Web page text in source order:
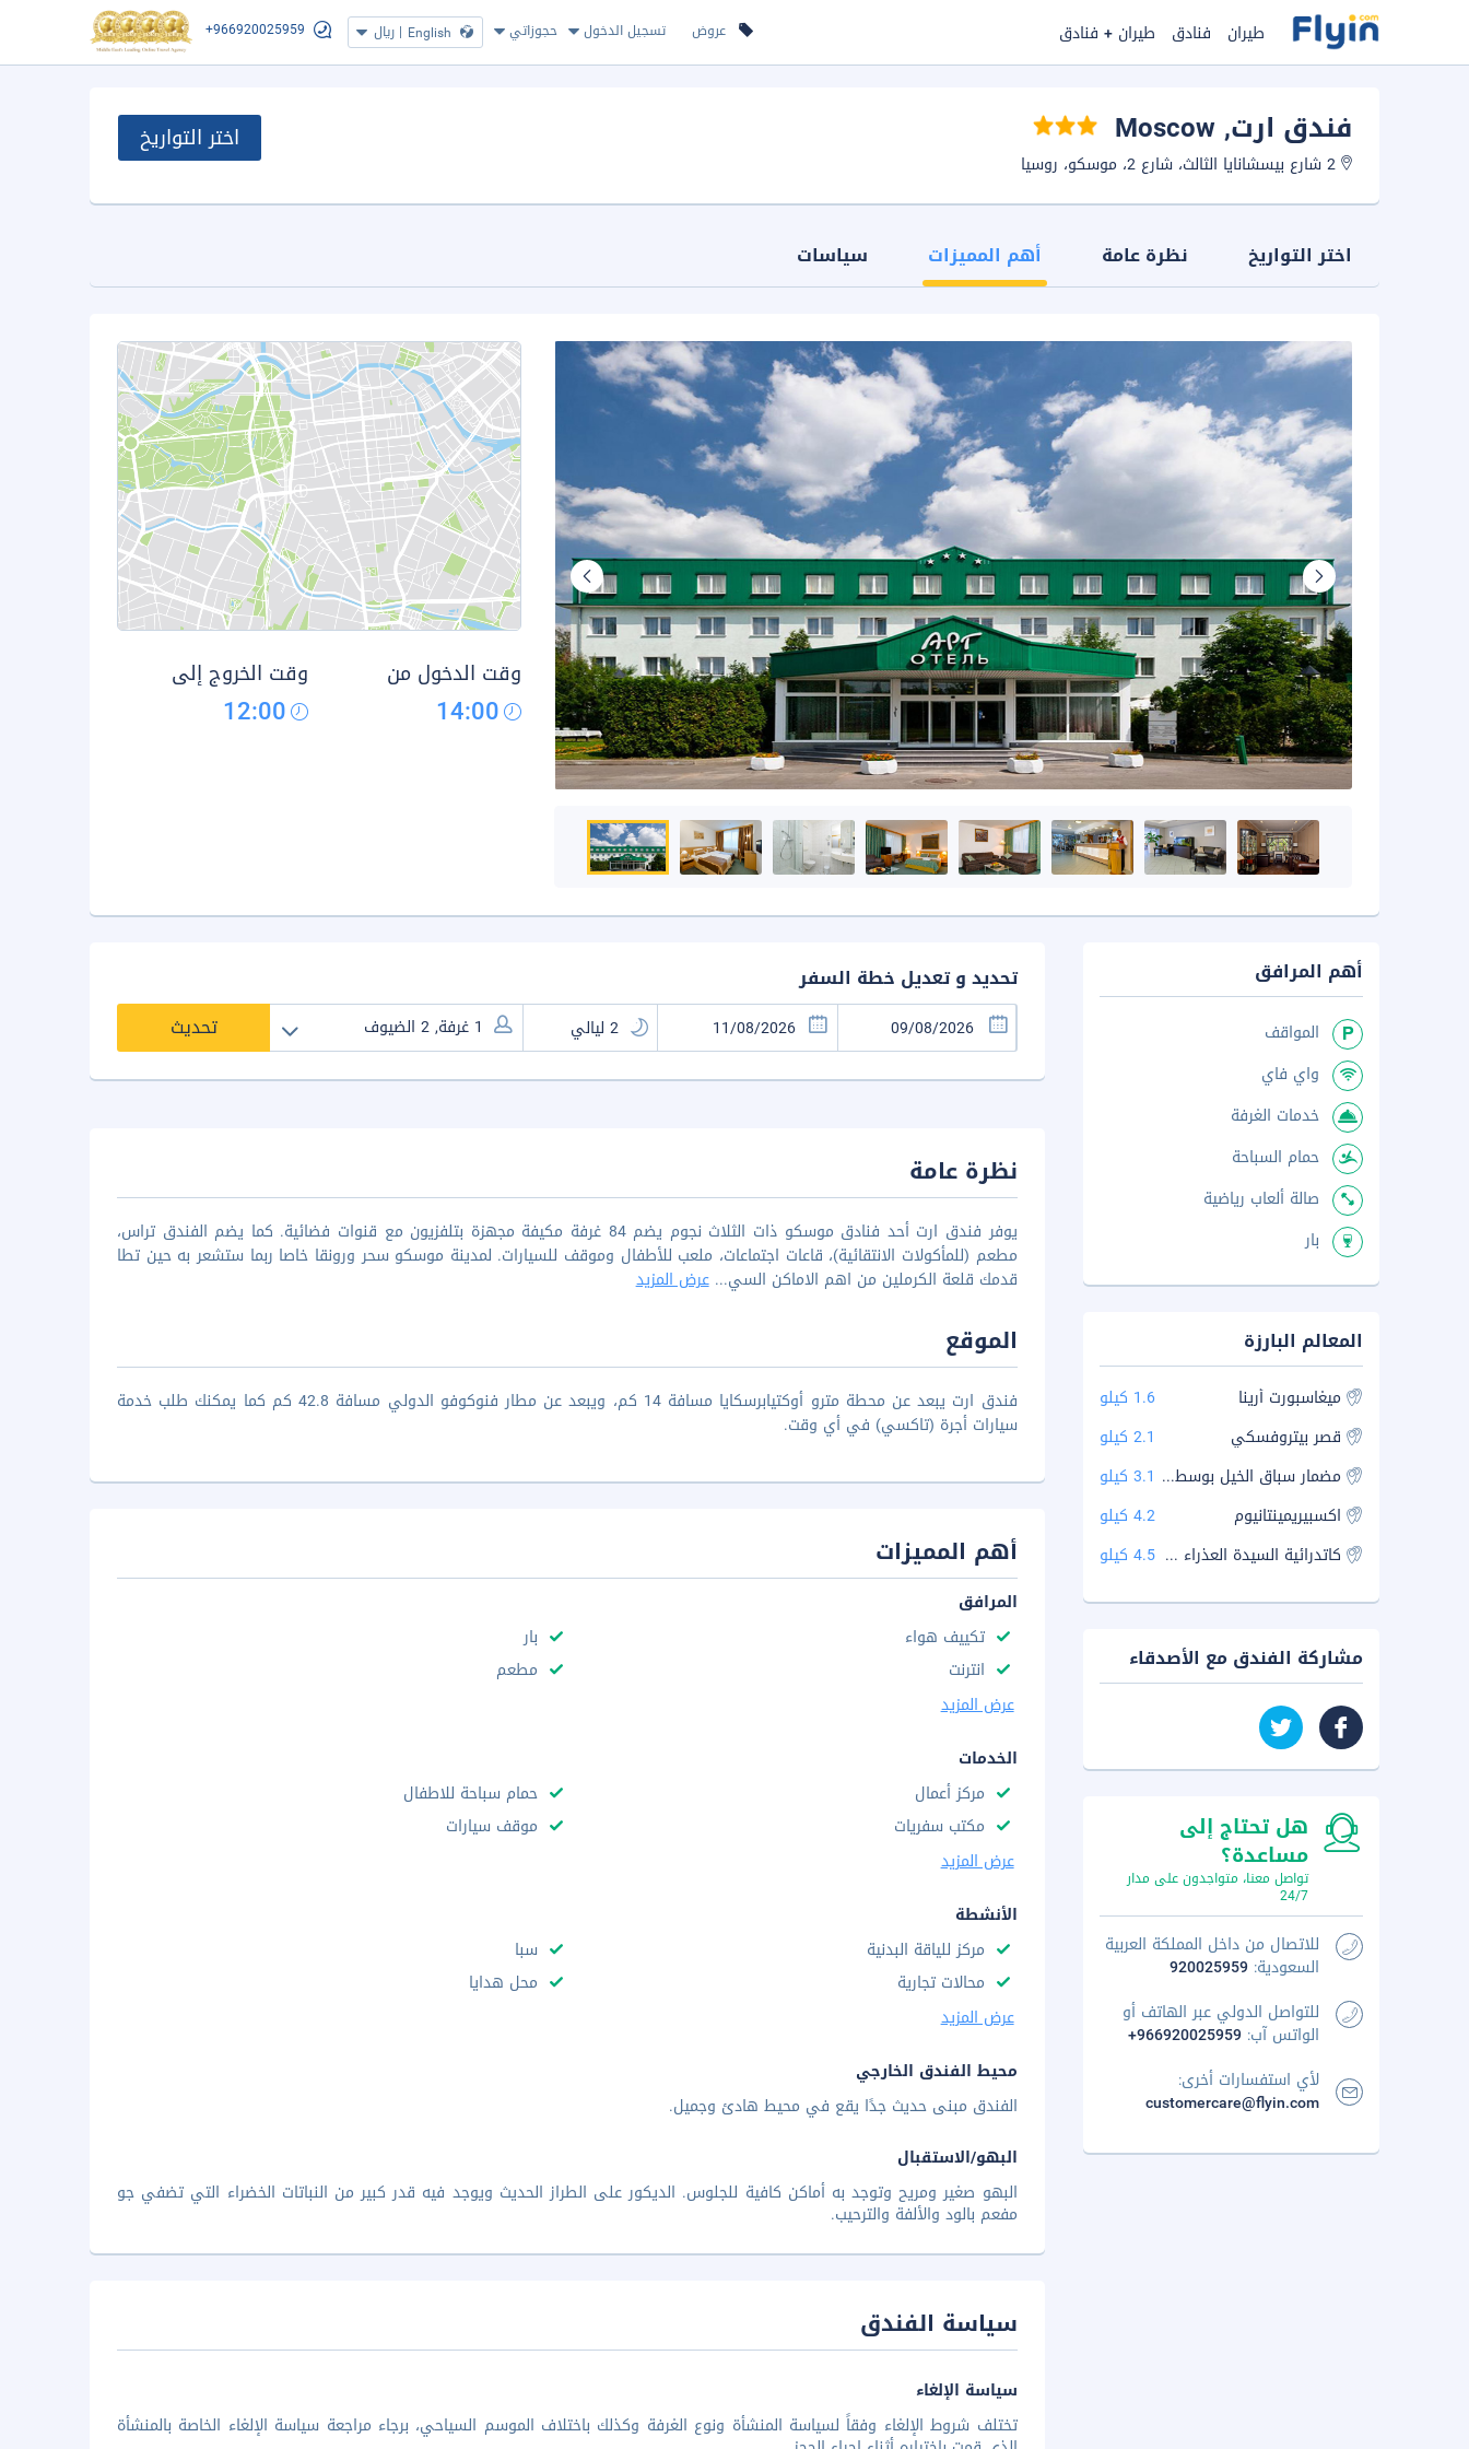
عروض تسجيل الدخول حجوزاتي English
| ريال +966920025959 طيران فنادق طيران + فنادق
فندق ارت, Moscow اختر التواريخ
اختر التواريخ نظرة عامة أهم المميزات سياسات
وقت الدخول من
14:00
وقت الخروج إلى
12:00
تحديد و تعديل خطة السفر
تحديث
نظرة عامة
يوفر فندق ارت أحد فنادق موسكو ذات الثلاث نجوم يضم 84 غرفة مكيفة مجهزة بتلفزيون مع قنوات فضائية. كما يضم الفندق تراس،
مطعم (للمأكولات الانتقائية)، قاعات اجتماعات، ملعب للأطفال وموقف للسيارات. لمدينة موسكو سحر ورونقا خاصا ربما ستشعر به حين تطا
قدمك قلعة الكرملين من اهم الاماكن السي...عرض المزيد
الموقع
فندق ارت يبعد عن محطة مترو أوكتيابرسكايا مسافة 14 كم، ويبعد عن مطار فنوكوفو الدولي مسافة 42.8 كم كما يمكنك طلب خدمة
سيارات أجرة (تاكسي) في أي وقت.
أهم المميزات
المرافق
تكييف هواء
بار
انترنت
مطعم
عرض المزيد
الخدمات
مركز أعمال
حمام سباحة للاطفال
مكتب سفريات
موقف سيارات
عرض المزيد
الأنشطة
مركز للياقة البدنية
سبا
محالات تجارية
محل هدايا
عرض المزيد
محيط الفندق الخارجي
الفندق مبنى حديث جدًا يقع في محيط هادئ وجميل.
البهو/الاستقبال
البهو صغير ومريح وتوجد به أماكن كافية للجلوس. الديكور على الطراز الحديث ويوجد فيه قدر كبير من النباتات الخضراء التي تضفي جو
مفعم بالود والألفة والترحيب.
سياسة الفندق
سياسة الإلغاء
تختلف شروط الإلغاء وفقاً لسياسة المنشأة ونوع الغرفة وكذلك باختلاف الموسم السياحي، برجاء مراجعة سياسة الإلغاء الخاصة بالمنشأة
أهم المرافق
المواقف
واي فاي
خدمات الغرفة
حمام السباحة
صالة ألعاب رياضية
بار
المعالم البارزة
ميغاسبورت أرينا
1.6 كيلو
قصر بيتروفسكي
2.1 كيلو
مضمار سباق الخيل بوسط موسكو 3.1 كيلو
اكسبيريمينتانيوم
4.2 كيلو
كاتدرائية السيدة العذراء مريم 4.5 كيلو
مشاركة الفندق مع الأصدقاء
هل تحتاج إلى
مساعدة؟
تواصل معنا، متواجدون على مدار
24/7
للاتصال من داخل المملكة العربية
السعودية: 920025959
للتواصل الدولي عبر الهاتف أو
الواتس آب: +966920025959
لأي استفسارات أخرى:
customercare@flyin.com